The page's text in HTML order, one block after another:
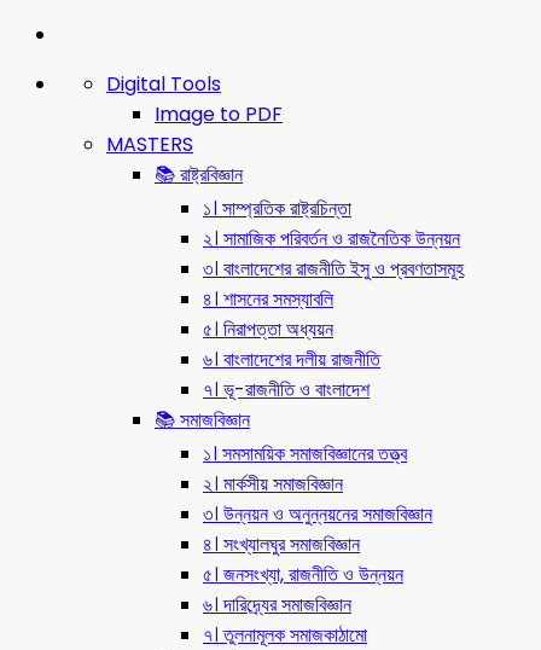
Digital Tools
Image to PDF
MASTERS
📚 রাষ্ট্রবিজ্ঞান
১। সাম্প্রতিক রাষ্ট্রচিন্তা
২। সামাজিক পরিবর্তন ও রাজনৈতিক উন্নয়ন
৩। বাংলাদেশের রাজনীতি ইসু ও প্রবণতাসমূহ
৪। শাসনের সমস্যাবলি
৫। নিরাপত্তা অধ্যয়ন
৬। বাংলাদেশের দলীয় রাজনীতি
৭। ভূ-রাজনীতি ও বাংলাদেশ
📚 সমাজবিজ্ঞান
১। সমসাময়িক সমাজবিজ্ঞানের তত্ত্ব
২। মার্কসীয় সমাজবিজ্ঞান
৩। উন্নয়ন ও অনুন্নয়নের সমাজবিজ্ঞান
৪। সংখ্যালঘুর সমাজবিজ্ঞান
৫। জনসংখ্যা, রাজনীতি ও উন্নয়ন
৬। দারিদ্র্যের সমাজবিজ্ঞান
৭। তুলনামূলক সমাজকাঠামো